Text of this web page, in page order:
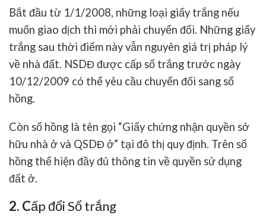
Bắt đầu từ 1/1/2008, những loại giấy trắng nếu
muốn giao dịch thì mới phải chuyển đổi. Những giấy
trắng sau thời điểm này vẫn nguyên giá trị pháp lý
về nhà đất. NSDĐ được cấp sổ trắng trước ngày
10/12/2009 có thể yêu cầu chuyển đối sang sổ
hồng.
Còn sổ hồng là tên gọi “Giấy chứng nhận quyền sở
hữu nhà ở và QSDĐ ở” tại đô thị quy định. Trên sổ
hồng thể hiện đầy đủ thông tin về quyền sử dụng
đất ở.
2. Cấp đổi Sổ trắng